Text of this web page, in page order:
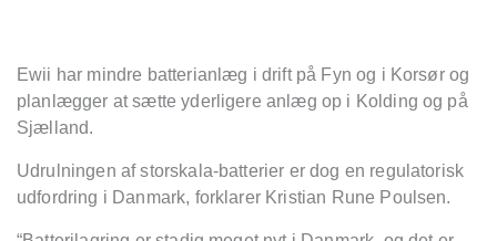
Ewii har mindre batterianlæg i drift på Fyn og i Korsør og
planlægger at sætte yderligere anlæg op i Kolding og på
Sjælland.
Udrulningen af storskala-batterier er dog en regulatorisk
udfordring i Danmark, forklarer Kristian Rune Poulsen.